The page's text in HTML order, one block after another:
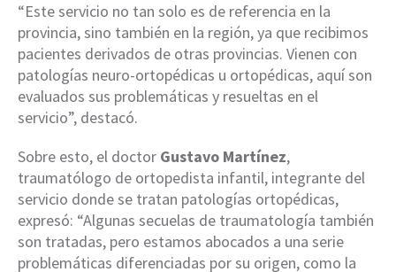
“Este servicio no tan solo es de referencia en la
provincia, sino también en la región, ya que recibimos
pacientes derivados de otras provincias. Vienen con
patologías neuro-ortopédicas u ortopédicas, aquí son
evaluados sus problemáticas y resueltas en el
servicio”, destacó.
Sobre esto, el doctor Gustavo Martínez,
traumatólogo de ortopedista infantil, integrante del
servicio donde se tratan patologías ortopédicas,
expresó: “Algunas secuelas de traumatología también
son tratadas, pero estamos abocados a una serie
problemáticas diferenciadas por su origen, como la